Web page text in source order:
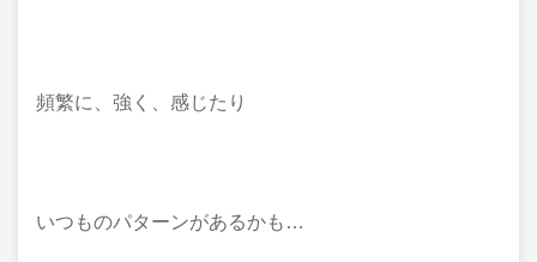
頻繁に、強く、感じたり
いつものパターンがあるかも…